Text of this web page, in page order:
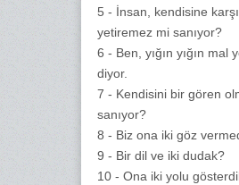
5 - İnsan, kendisine
yetiremez mi sanıyor?
6 - Ben, yığın yığın mal
diyor.
7 - Kendisini bir gören
sanıyor?
8 - Biz ona iki göz
9 - Bir dil ve iki dudak?
10 - Ona iki yolu